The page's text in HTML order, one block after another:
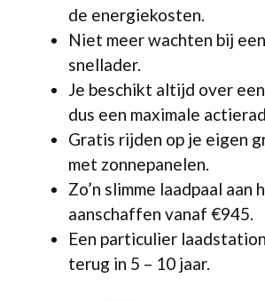
de energiekosten.
Niet meer wachten bij
snellader.
Je beschikt altijd over
dus een maximale
Gratis rijden op je eigen
met zonnepanelen.
Zo’n slimme laadpaal aan
aanschaffen vanaf €945.
Een particulier
terug in 5 – 10 jaar.